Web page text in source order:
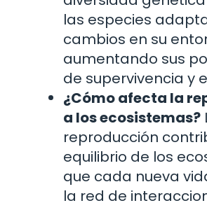
las especies
cambios en su
aumentando sus
de supervivencia y
¿Cómo afecta la
a los ecosistemas?
reproducción
equilibrio de los
que cada nueva
la red de